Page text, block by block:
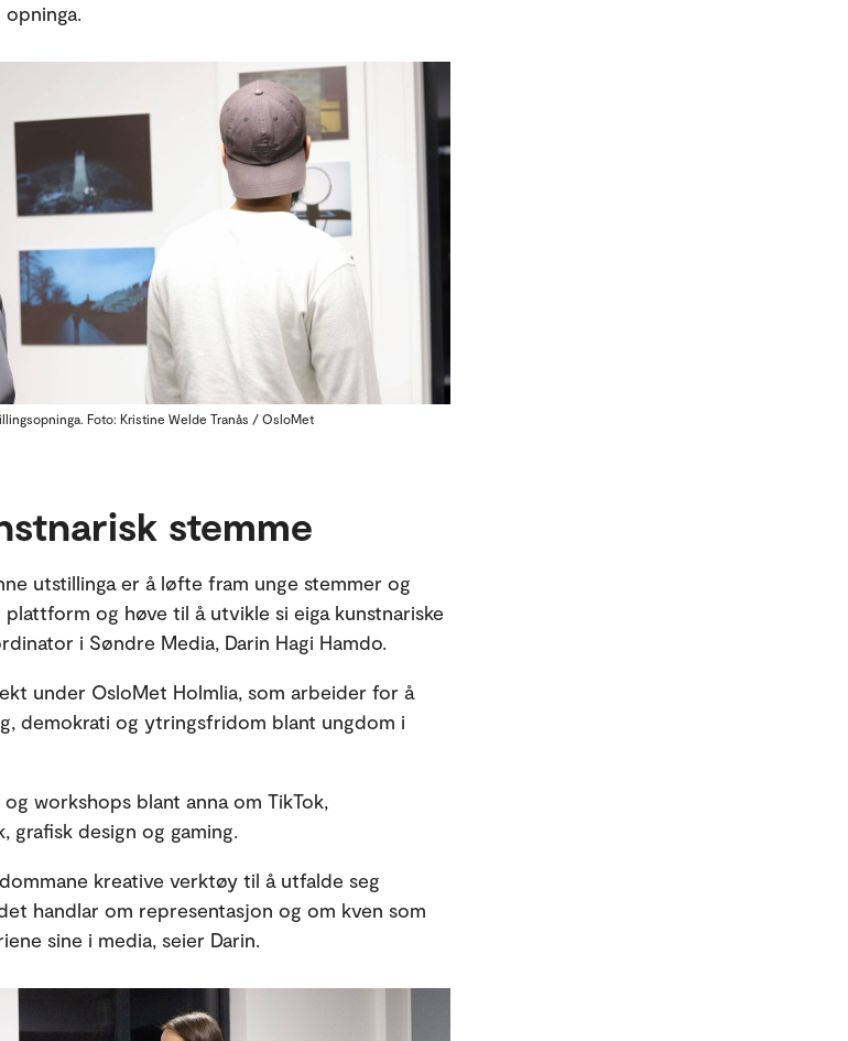
Foto: Kristine Welde Tranås / OsloMet
stemme
utstillinga er å løfte fram unge stemmer og
og høve til å utvikle si eiga kunstnariske
i Søndre Media, Darin Hagi Hamdo.
under OsloMet Holmlia, som arbeider for å
demokrati og ytringsfridom blant ungdom i
workshops blant anna om TikTok,
design og gaming.
kreative verktøy til å utfalde seg
handlar om representasjon og om kven som
sine i media, seier Darin.